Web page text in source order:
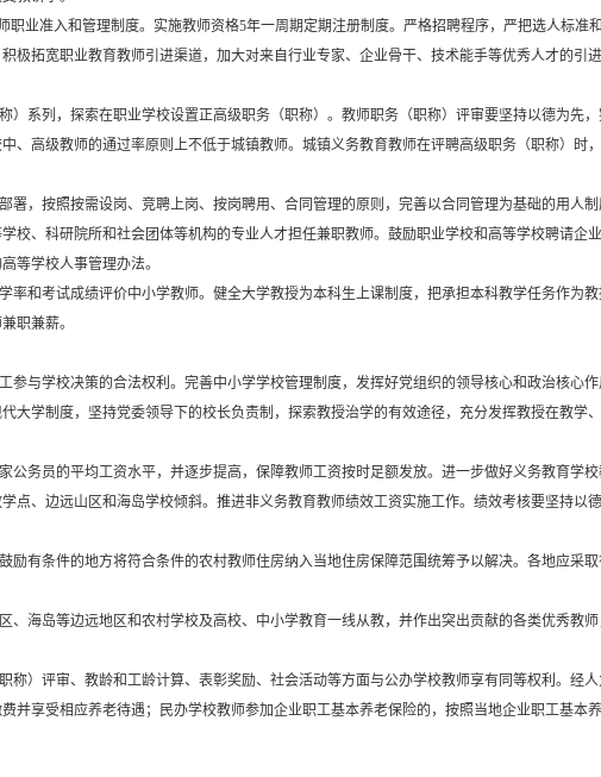
业准入和管理制度。实施教师资格5年一周期定期注册制度。严格招聘程序，严把选人标准
极拓宽职业教育教师引进渠道，加大对来自行业专家、企业骨干、技术能手等优秀人才的引
系列，探索在职业学校设置正高级职务（职称）。教师职务（职称）评审要坚持以德为先，
、高级教师的通过率原则上不低于城镇教师。城镇义务教育教师在评聘高级职务（职称）时
，按照按需设岗、竞聘上岗、按岗聘用、合同管理的原则，完善以合同管理为基础的用人
校、科研院所和社会团体等机构的专业人才担任兼职教师。鼓励职业学校和高等学校聘请企
等学校人事管理办法。
和考试成绩评价中小学教师。健全大学教授为本科生上课制度，把承担本科教学任务作为
职兼薪。
与学校决策的合法权利。完善中小学学校管理制度，发挥好党组织的领导核心和政治核心
大学制度，坚持党委领导下的校长负责制，探索教授治学的有效途径，充分发挥教授在教学
务员的平均工资水平，并逐步提高，保障教师工资按时足额发放。进一步做好义务教育学
点、边远山区和海岛学校倾斜。推进非义务教育教师绩效工资实施工作。绩效考核要坚持以
有条件的地方将符合条件的农村教师住房纳入当地住房保障范围统筹予以解决。各地应采
海岛等边远地区和农村学校及高校、中小学教育一线从教，并作出突出贡献的各类优秀教
）评审、教龄和工龄计算、表彰奖励、社会活动等方面与公办学校教师享有同等权利。经
并享受相应养老待遇；民办学校教师参加企业职工基本养老保险的，按照当地企业职工基本